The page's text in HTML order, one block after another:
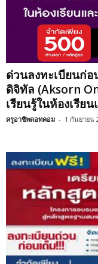
ด่วนลงทะเบียนก่
ดิจิทัล (Aksorn
เรียนรู้ในห้องเรีย
ครูอาชีพดอทคอม - 1 กันยายน